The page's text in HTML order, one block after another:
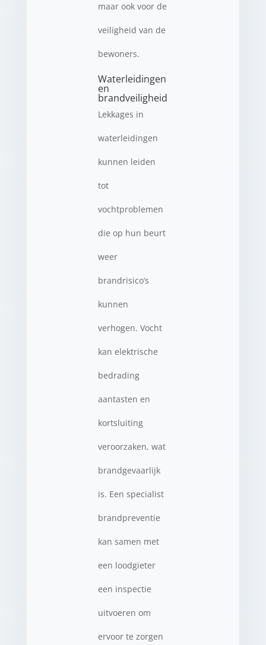
maar ook voor de
veiligheid van de
bewoners.
Waterleidingen
en
brandveiligheid
Lekkages in
waterleidingen
kunnen leiden
tot
vochtproblemen
die op hun beurt
weer
brandrisico’s
kunnen
verhogen. Vocht
kan elektrische
bedrading
aantasten en
kortsluiting
veroorzaken, wat
brandgevaarlijk
is. Een specialist
brandpreventie
kan samen met
een loodgieter
een inspectie
uitvoeren om
ervoor te zorgen